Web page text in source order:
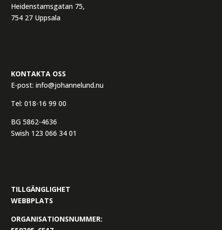
Heidenstamsgatan 75,
754 27 Uppsala
KONTAKTA OSS
E-post:info@johannelund.nu
Tel:018-16 99 00
BG 5862-4636
Swish 123 066 34 01
TILLGÄNGLIGHET
WEBBPLATS
ORGANISATIONSNUMMER: